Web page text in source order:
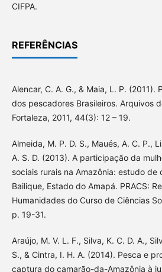
CIFPA.
REFERÊNCIAS
Alencar, C. A. G., & Maia, L. P. (2011).
dos pescadores Brasileiros. Arquivos
Fortaleza, 2011, 44(3): 12 – 19.
Almeida, M. P. D. S., Maués, A. C. P.,
A. S. D. (2013). A participação da
sociais rurais na Amazônia: estudo de
Bailique, Estado do Amapá. PRACS:
Humanidades do Curso de Ciências
p. 19-31.
Araújo, M. V. L. F., Silva, K. C. D. A.,
S., & Cintra, I. H. A. (2014). Pesca e
captura do camarão-da-Amazônia à